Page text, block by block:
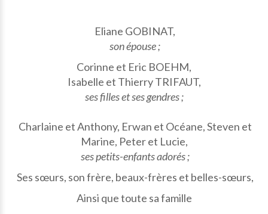
Eliane GOBINAT,
son épouse ;
Corinne et Eric BOEHM,
Isabelle et Thierry TRIFAUT,
ses filles et ses gendres ;
Charlaine et Anthony, Erwan et Océane, Steven et
Marine, Peter et Lucie,
ses petits-enfants adorés ;
Ses sœurs, son frère, beaux-frères et belles-sœurs,
Ainsi que toute sa famille